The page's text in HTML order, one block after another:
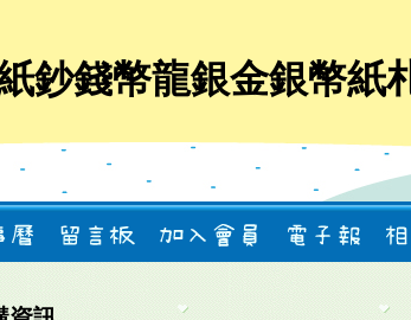
鈔錢幣龍銀金銀幣紙